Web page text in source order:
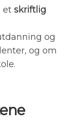
et skriftlig
og
og om